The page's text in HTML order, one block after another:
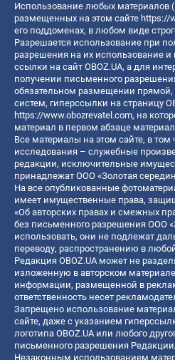
Использование любых материалов
размещенных на этом сайте https://
его поддоменах, в любом виде
Разрешается использование при
разрешения на их использование и
ссылки на сайт OBOZ.UA, а для
получении письменного
обязательном размещении прямой,
систем, гиперссылки на страницу
https://www.obozrevatel.com, на
материал в первом абзаце
Все материалы на этом сайте, в том
исследования – служебные
редакции, исключительные
принадлежат ООО «Золотая
На все опубликованные
имеет имущественные права,
«Об авторских правах и смежных
без письменного разрешения ООО
использовать, они не подлежат
переводу, распространению в
Редакция OBOZ.UA может не
изложенную в авторском
информации, размещенной в
ответственность несет
Запрещено использование
сайте, даже с указанием
логотипа OBOZ.UA или любого
письменного разрешения
Незаконным использованием